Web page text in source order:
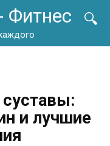
Фитнес
и лучшие